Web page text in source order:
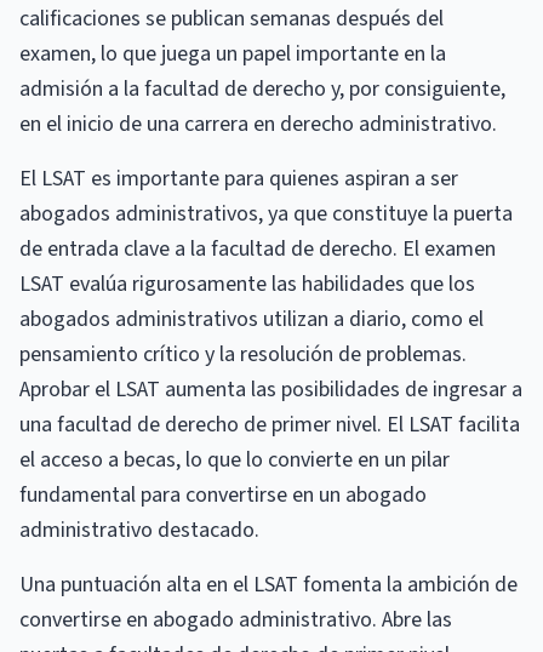
calificaciones se publican semanas después del
examen, lo que juega un papel importante en la
admisión a la facultad de derecho y, por consiguiente,
en el inicio de una carrera en derecho administrativo.
El LSAT es importante para quienes aspiran a ser
abogados administrativos, ya que constituye la puerta
de entrada clave a la facultad de derecho. El examen
LSAT evalúa rigurosamente las habilidades que los
abogados administrativos utilizan a diario, como el
pensamiento crítico y la resolución de problemas.
Aprobar el LSAT aumenta las posibilidades de ingresar a
una facultad de derecho de primer nivel. El LSAT facilita
el acceso a becas, lo que lo convierte en un pilar
fundamental para convertirse en un abogado
administrativo destacado.
Una puntuación alta en el LSAT fomenta la ambición de
convertirse en abogado administrativo. Abre las